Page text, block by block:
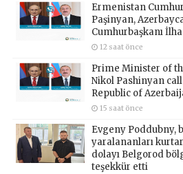
Ermenistan
Paşinyan,
Cumhurbaşkanı
12 saat önce
Prime Minister of
Nikol Pashinyan
Republic of
15 saat önce
Evgeny Poddubny,
yaralananları
dolayı Belgorod
teşekkür etti